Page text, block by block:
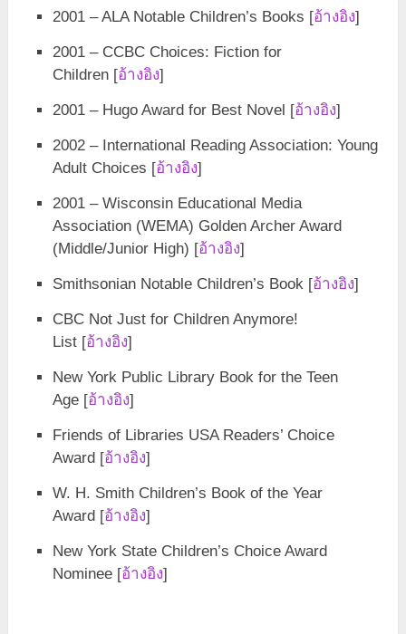
2001 – ALA Notable Children’s Books [อ้างอิง]
2001 – CCBC Choices: Fiction for
Children [อ้างอิง]
2001 – Hugo Award for Best Novel [อ้างอิง]
2002 – International Reading Association: Young
Adult Choices [อ้างอิง]
2001 – Wisconsin Educational Media
Association (WEMA) Golden Archer Award
(Middle/Junior High) [อ้างอิง]
Smithsonian Notable Children’s Book [อ้างอิง]
CBC Not Just for Children Anymore!
List [อ้างอิง]
New York Public Library Book for the Teen
Age [อ้างอิง]
Friends of Libraries USA Readers’ Choice
Award [อ้างอิง]
W. H. Smith Children’s Book of the Year
Award [อ้างอิง]
New York State Children’s Choice Award
Nominee [อ้างอิง]